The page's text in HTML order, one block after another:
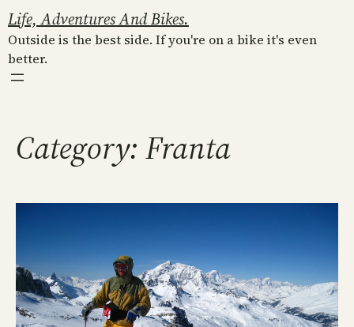
Skip
to
content
Life, Adventures And Bikes.
Outside is the best side. If you're on a bike it's even
better.
Category: Franta